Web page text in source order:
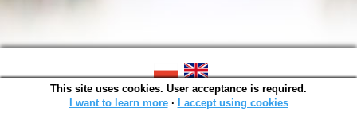
SOWA OPAC v. 6.11.10 (2026-07-24)
Generated in 0,0012 s.
This site uses cookies. User acceptance is required.
I want to learn more∙ I accept using cookies